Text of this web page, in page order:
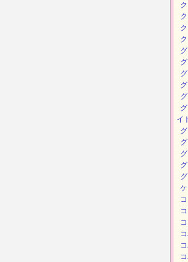
イ